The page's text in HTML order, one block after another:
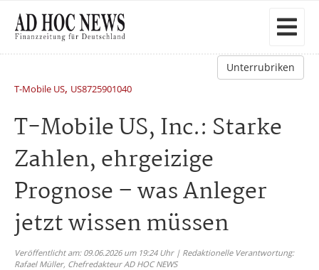
Unterrubriken
T-Mobile US, US8725901040
T-Mobile US, Inc.: Starke
Zahlen, ehrgeizige
Prognose – was Anleger
jetzt wissen müssen
Veröffentlicht am: 09.06.2026 um 19:24 Uhr | Redaktionelle Verantwortung:
Rafael Müller, Chefredakteur AD HOC NEWS